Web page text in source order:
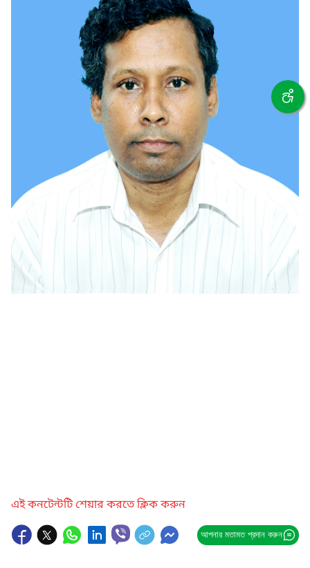
এই কনটেন্টটি শেয়ার করতে ক্লিক করুন
আপনার মতামত প্রদান করুন